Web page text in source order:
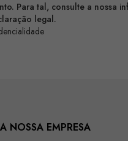
Para tal, consulte a nossa
legal.
A NOSSA EMPRESA